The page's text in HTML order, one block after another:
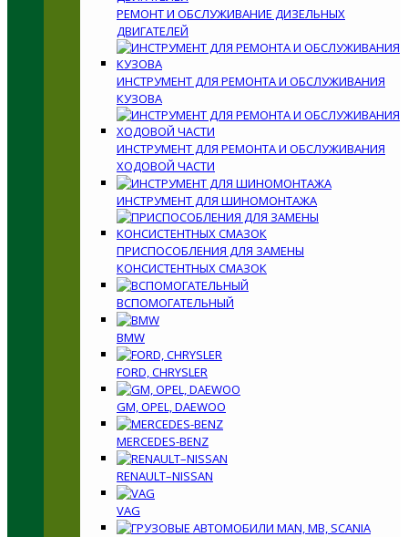
РЕМОНТ И ОБСЛУЖИВАНИЕ ДИЗЕЛЬНЫХ
ДВИГАТЕЛЕЙ
ИНСТРУМЕНТ ДЛЯ РЕМОНТА И ОБСЛУЖИВАНИЯ
КУЗОВА
ИНСТРУМЕНТ ДЛЯ РЕМОНТА И ОБСЛУЖИВАНИЯ
ХОДОВОЙ ЧАСТИ
ИНСТРУМЕНТ ДЛЯ ШИНОМОНТАЖА
ПРИСПОСОБЛЕНИЯ ДЛЯ ЗАМЕНЫ
КОНСИСТЕНТНЫХ СМАЗОК
ВСПОМОГАТЕЛЬНЫЙ
BMW
FORD, CHRYSLER
GM, OPEL, DAEWOO
MERCEDES-BENZ
RENAULT–NISSAN
VAG